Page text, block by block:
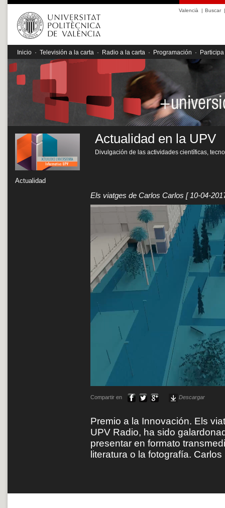
Valencià | Buscar|
Inicio · Televisión a la carta · Radio a la carta · Programación · Participa
Actualidad
Actualidad en la UPV
Divulgación de las actividades científicas,
Els viatges de Carlos Carlos [ 10-04-
Compartir en Descargar
Premio a la Innovación. Els
UPV Radio, ha sido
presentar en formato
literatura o la fotografía.